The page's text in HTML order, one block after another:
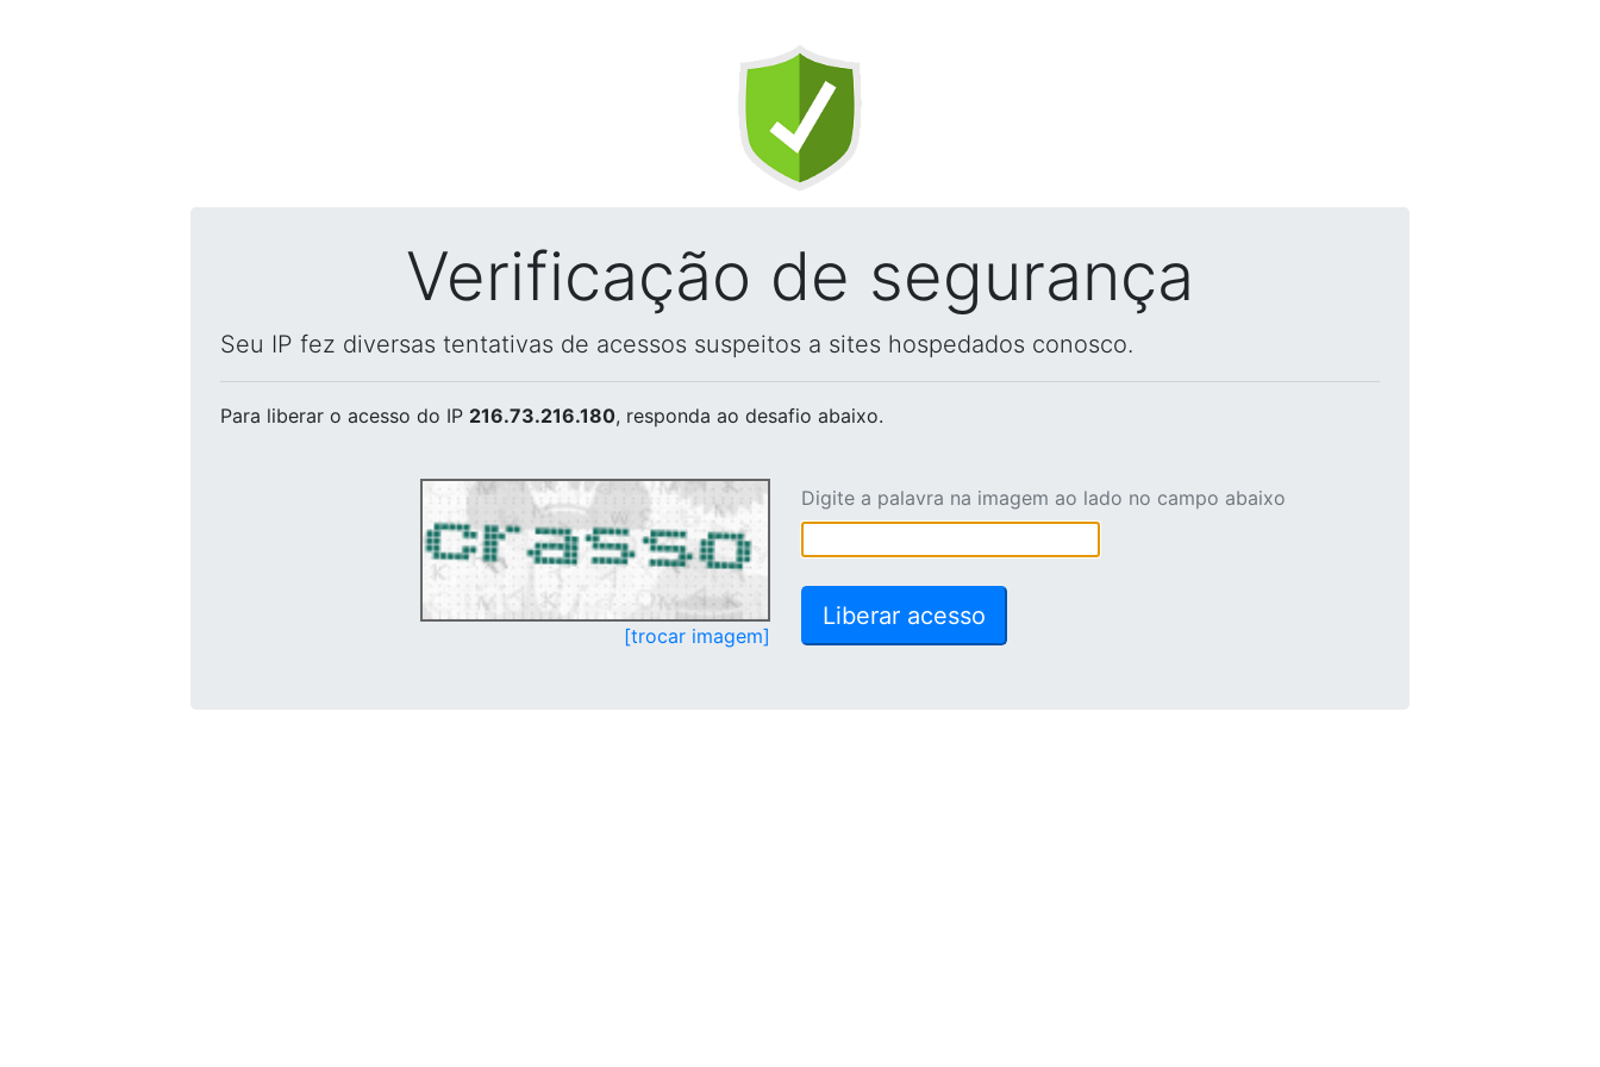
Verificação de segurança
Seu IP fez diversas tentativas de acessos suspeitos a sites hospedados conosco.
Para liberar o acesso do IP 216.73.216.180, responda ao desafio abaixo.
[trocar imagem]
Digite a palavra na imagem ao lado no campo abaixo